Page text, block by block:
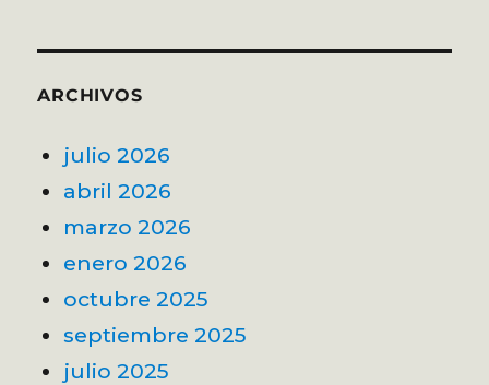
ARCHIVOS
julio 2026
abril 2026
marzo 2026
enero 2026
octubre 2025
septiembre 2025
julio 2025